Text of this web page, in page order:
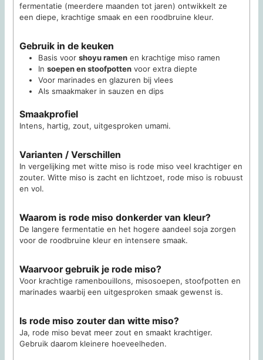
fermentatie (meerdere maanden tot jaren) ontwikkelt ze
een diepe, krachtige smaak en een roodbruine kleur.
Gebruik in de keuken
Basis voorshoyu ramen en krachtige miso ramen
Insoepen en stoofpotten voor extra diepte
Voor marinades en glazuren bij vlees
Als smaakmaker in sauzen en dips
Smaakprofiel
Intens, hartig, zout, uitgesproken umami.
Varianten / Verschillen
In vergelijking met witte miso is rode miso veel krachtiger en
zouter. Witte miso is zacht en lichtzoet, rode miso is robuust
en vol.
Waarom is rode miso donkerder van kleur?
De langere fermentatie en het hogere aandeel soja zorgen
voor de roodbruine kleur en intensere smaak.
Waarvoor gebruik je rode miso?
Voor krachtige ramenbouillons, misosoepen, stoofpotten en
marinades waarbij een uitgesproken smaak gewenst is.
Is rode miso zouter dan witte miso?
Ja, rode miso bevat meer zout en smaakt krachtiger.
Gebruik daarom kleinere hoeveelheden.